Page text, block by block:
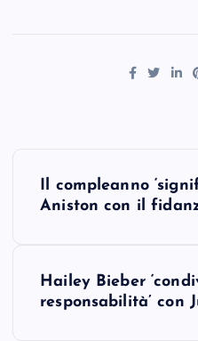
Il compleanno
Aniston con il
Hailey Bieber
responsabilità’ con